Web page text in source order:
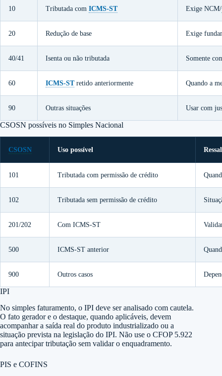
10 Tributada com ICMS-ST Exige NCM/
20 Redução de base Exige
40/41 Isenta ou não tributada Somente
60 ICMS-STretido anteriormente Quando a
90 Outras situações Usar com
CSOSN possíveis no Simples Nacional
CSOSN Uso possível
101 Tributada com permissão de crédito
102 Tributada sem permissão de crédito
201/202 Com ICMS-ST
500 ICMS-ST anterior
900 Outros casos
IPI
No simples faturamento, o IPI deve ser analisado com cautela.
O fato gerador e o destaque, quando aplicáveis, devem
acompanhar a saída real do produto industrializado ou a
situação prevista na legislação do IPI. Não use o CFOP 5.922
para antecipar tributação sem validar o enquadramento.
PIS e COFINS